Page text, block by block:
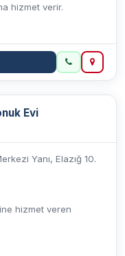
hizmet verir.
Evi
Yanı, Elazığ 10.
hizmet veren